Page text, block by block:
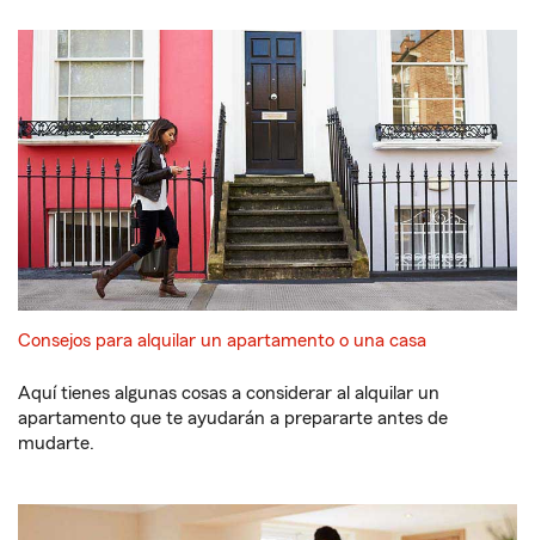
Consejos para alquilar un apartamento o una casa
Aquí tienes algunas cosas a considerar al alquilar un
apartamento que te ayudarán a prepararte antes de
mudarte.